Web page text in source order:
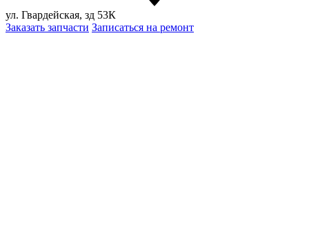
ул. Гвардейская, зд 53К
Заказать запчасти Записаться на ремонт